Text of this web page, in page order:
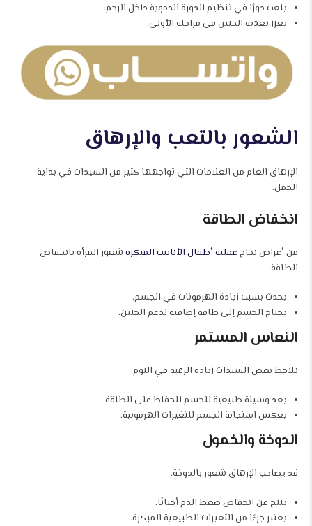
يلعب دورًا في تنظيم الدورة الدموية داخل الرحم.
يعزز تغذية الجنين في مراحله الأولى.
الشعور بالتعب والإرهاق
الإرهاق العام من العلامات التي تواجهها كثير من السيدات في بداية
الحمل.
انخفاض الطاقة
من أعراض نجاح عملية أطفال الأنابيب المبكرة شعور المرأة بانخفاض
الطاقة.
يحدث بسبب زيادة الهرمونات في الجسم.
يحتاج الجسم إلى طاقة إضافية لدعم الجنين.
النعاس المستمر
تلاحظ بعض السيدات زيادة الرغبة في النوم.
يعد وسيلة طبيعية للجسم للحفاظ على الطاقة.
يعكس استجابة الجسم للتغيرات الهرمونية.
الدوخة والخمول
قد يصاحب الإرهاق شعور بالدوخة.
ينتج عن انخفاض ضغط الدم أحيانًا.
يعتبر جزءًا من التغيرات الطبيعية المبكرة.